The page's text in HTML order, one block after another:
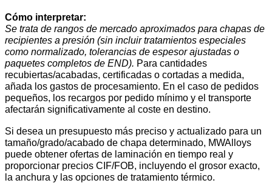
Cómo interpretar:
Se trata de rangos de mercado aproximados para chapas de
recipientes a presión (sin incluir tratamientos especiales
como normalizado, tolerancias de espesor ajustadas o
paquetes completos de END). Para cantidades
recubiertas/acabadas, certificadas o cortadas a medida,
añada los gastos de procesamiento. En el caso de pedidos
pequeños, los recargos por pedido mínimo y el transporte
afectarán significativamente al coste en destino.
Si desea un presupuesto más preciso y actualizado para un
tamaño/grado/acabado de chapa determinado, MWAlloys
puede obtener ofertas de laminación en tiempo real y
proporcionar precios CIF/FOB, incluyendo el grosor exacto,
la anchura y las opciones de tratamiento térmico.